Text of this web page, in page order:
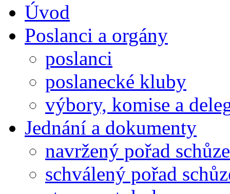
Úvod
Poslanci a orgány
poslanci
poslanecké kluby
výbory, komise a
Jednání a dokumenty
navržený pořad schůze
schválený pořad